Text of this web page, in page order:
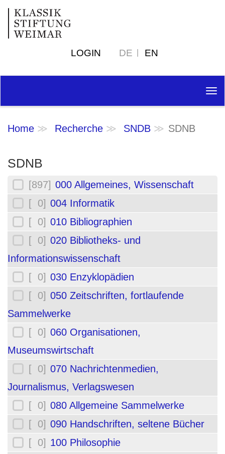
LOGIN DE EN
Home Recherche SNDB SDNB
SDNB
[897] 000 Allgemeines, Wissenschaft
[ 0] 004 Informatik
[ 0] 010 Bibliographien
[ 0] 020 Bibliotheks- und
Informationswissenschaft
[ 0] 030 Enzyklopädien
[ 0] 050 Zeitschriften, fortlaufende
Sammelwerke
[ 0] 060 Organisationen,
Museumswirtschaft
[ 0] 070 Nachrichtenmedien,
Journalismus, Verlagswesen
[ 0] 080 Allgemeine Sammelwerke
[ 0] 090 Handschriften, seltene Bücher
[ 0] 100 Philosophie